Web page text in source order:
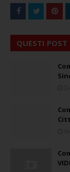
QUESTI POST